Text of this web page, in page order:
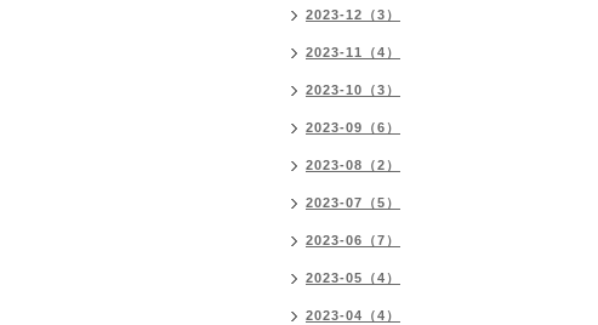
2023-12（3）
2023-11（4）
2023-10（3）
2023-09（6）
2023-08（2）
2023-07（5）
2023-06（7）
2023-05（4）
2023-04（4）